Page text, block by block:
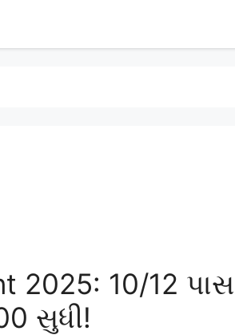
2025: 10/12 પાસ
સુધી!